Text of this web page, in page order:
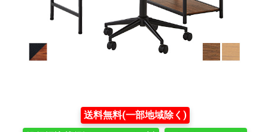
送料無料(一部地域除く)